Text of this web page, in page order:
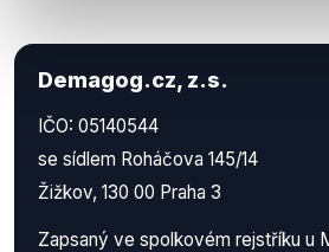
Demagog.cz, z.s.
IČO: 05140544
se sídlem Roháčova 145/14
Žižkov, 130 00 Praha 3
Zapsaný ve spolkovém rejstříku u